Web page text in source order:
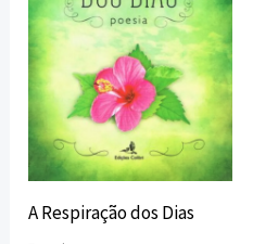
A Respiração dos Dias